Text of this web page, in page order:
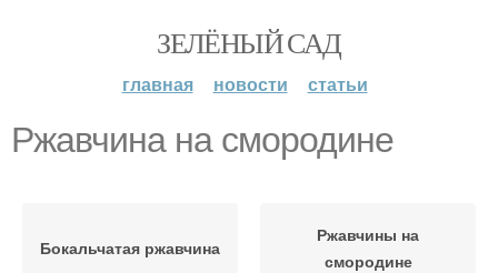
ЗЕЛЁНЫЙ САД
главная новости статьи
Ржавчина на смородине
Бокальчатая ржавчина
Ржавчины на
смородине